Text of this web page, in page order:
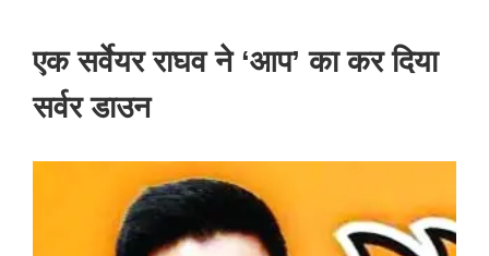
एक सर्वेयर राघव ने ‘आप’ का कर दिया
सर्वर डाउन